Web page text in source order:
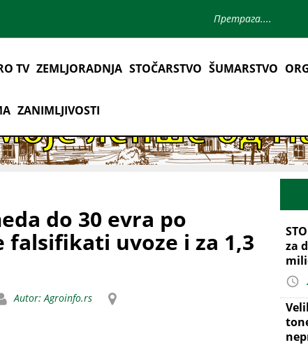
TV ZEMLJORADNJA STOČARSTVO ŠUMARSTVO
ZANIMLJIVOSTI
do 30 evra po
uvoze i za 1,3
Autor: Agroinfo.rs
za